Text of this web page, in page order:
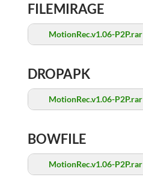
FILEMIRAGE
MotionRec.v1.06-P2P.rar
DROPAPK
MotionRec.v1.06-P2P.rar
BOWFILE
MotionRec.v1.06-P2P.rar